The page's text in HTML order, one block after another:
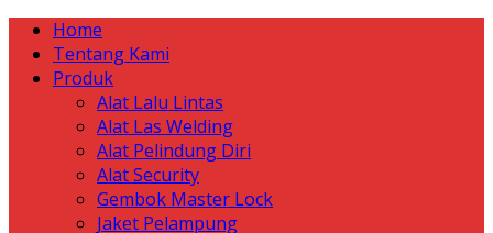
Home
Tentang Kami
Produk
Alat Lalu Lintas
Alat Las Welding
Alat Pelindung Diri
Alat Security
Gembok Master Lock
Jaket Pelampung